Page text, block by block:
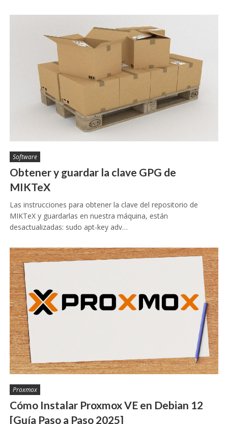
Software
Obtener y guardar la clave GPG de
MIKTeX
Las instrucciones para obtener la clave del repositorio de
MIKTeX y guardarlas en nuestra máquina, están
desactualizadas: sudo apt-key adv…
Proxmox
Cómo Instalar Proxmox VE en Debian 12
[Guía Paso a Paso 2025]